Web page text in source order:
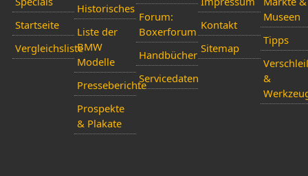
Startseite
Vergleichsliste
Historisches
Liste der
BMW
Modelle
Presseberichte
Prospekte
& Plakate
Forum:
Boxerforum
Handbücher
Servicedaten
Kontakt
Sitemap
Museen
Tipps
&